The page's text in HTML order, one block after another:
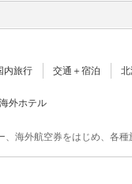
内旅行 交通＋宿泊
海外ホテル
、海外航空券をはじめ、各